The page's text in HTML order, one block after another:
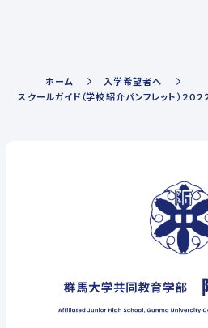
ホーム
入学希望者へ
スクールガイド（学校紹介パンフレット）２０